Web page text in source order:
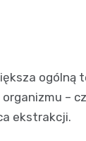
ogólną
organizmu –
ekstrakcji.